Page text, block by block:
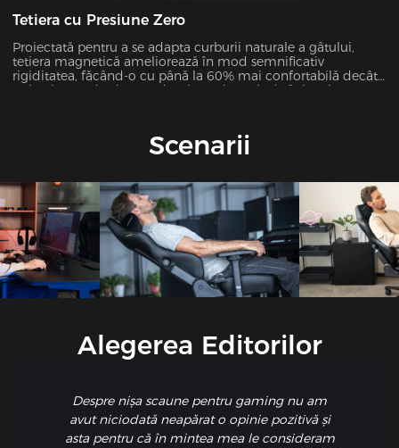
Tetiera cu Presiune Zero
Proiectată pentru a se adapta curburii naturale a gâtului,
tetiera magnetică ameliorează în mod semnificativ
rigiditatea, făcând-o cu până la 60% mai confortabilă decât
tetierele standard. Cu o densitate de 50 kg/m³ și o ajustare a
Scenarii
Alegerea Editorilor
Despre nișa scaune pentru gaming nu am
avut niciodată neapărat o opinie pozitivă și
asta pentru că în mintea mea le consideram